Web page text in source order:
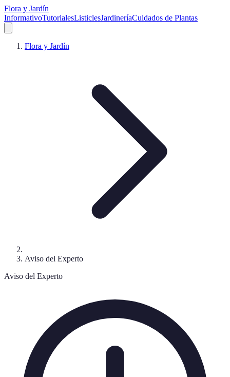
Flora y Jardín
InformativoTutorialesListiclesJardineríaCuidados de Plantas
Flora y Jardín
Aviso del Experto
Aviso del Experto